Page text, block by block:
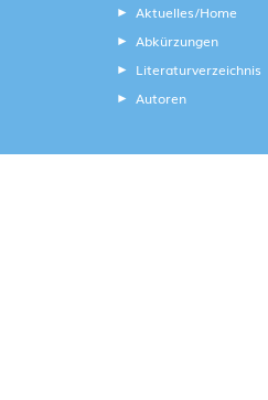
Aktuelles/Home
Abkürzungen
Literaturverzeichnis
Autoren